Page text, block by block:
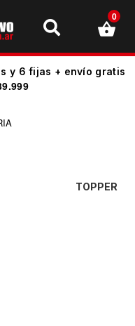
y 6 fijas + envío gratis
0
TOPPER